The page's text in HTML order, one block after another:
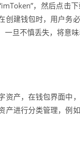
，然后点击
创建钱包时，用户务
旦不慎丢失，将意
资产，在钱包界面中
产进行分类管理，例